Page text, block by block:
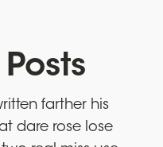
farther his
dare rose lose